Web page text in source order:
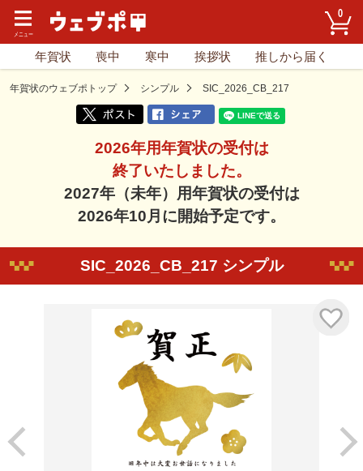
0
年賀状 喪中 寒中 挨拶状 推しから届く
年賀状のウェブポトップ シンプル SIC_2026_CB_217
2026年用年賀状の受付は
終了いたしました。
2027年（未年）用年賀状の受付は
2026年10月に開始予定です。
SIC_2026_CB_217 シンプル